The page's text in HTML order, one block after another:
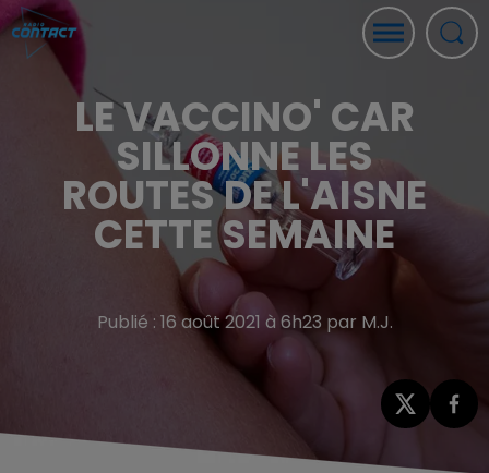
LE VACCINO' CAR
SILLONNE LES
ROUTES DE L'AISNE
CETTE SEMAINE
Publié : 16 août 2021 à 6h23 par M.J.